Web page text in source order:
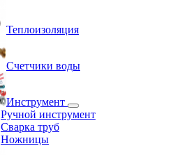
Теплоизоляция
Счетчики воды
Инструмент
Ручной инструмент
Сварка труб
Ножницы